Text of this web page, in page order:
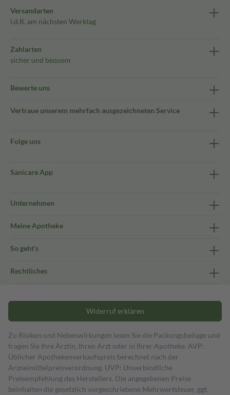
Versandarten
i.d.R. am nächsten Werktag
Zahlarten
sicher und bequem
Bewerte uns
Vertraue unserem mehrfach ausgezeichneten Service
Folge uns
Sanicare App
Unternehmen
Meine Apotheke
So geht's
Rechtliches
Widerruf erklären
Zu Risiken und Nebenwirkungen lesen Sie die Packungsbeilage und
fragen Sie Ihre Ärztin, Ihren Arzt oder in Ihrer Apotheke. AVP:
Üblicher Apothekenverkaufspreis berechnet nach der
Arzneimittelpreisverordnung. UVP: Unverbindliche
Preisempfehlung des Herstellers. Die angegebenen Preise
beinhalten die gesetzlich vorgeschriebene Mehrwertsteuer, ggf.